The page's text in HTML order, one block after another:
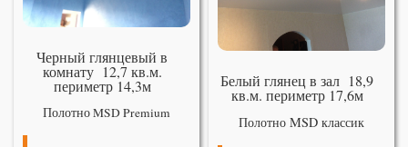
Черный глянцевый в
комнату 12,7 кв.м.
периметр 14,3м
Полотно MSD Premium
Белый глянец в зал 18,9
кв.м. периметр 17,6м
Полотно MSD классик